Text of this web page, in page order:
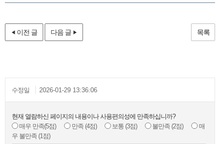
이전 글 다음 글 목록
수정일 2026-01-29 13:36:06
현재 열람하신 페이지의 내용이나 사용편의성에 만족하십니까?
매우 만족(5점) 만족 (4점) 보통 (3점) 불만족 (2점)
매
우 불만족 (1점)